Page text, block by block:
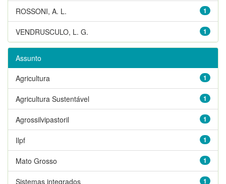
1
ROSSONI, A. L.
1
VENDRUSCULO, L. G.
Assunto
1
Agricultura
1
Agricultura Sustentável
1
Agrossilvipastoril
1
Ilpf
1
Mato Grosso
1
Sistemas integrados